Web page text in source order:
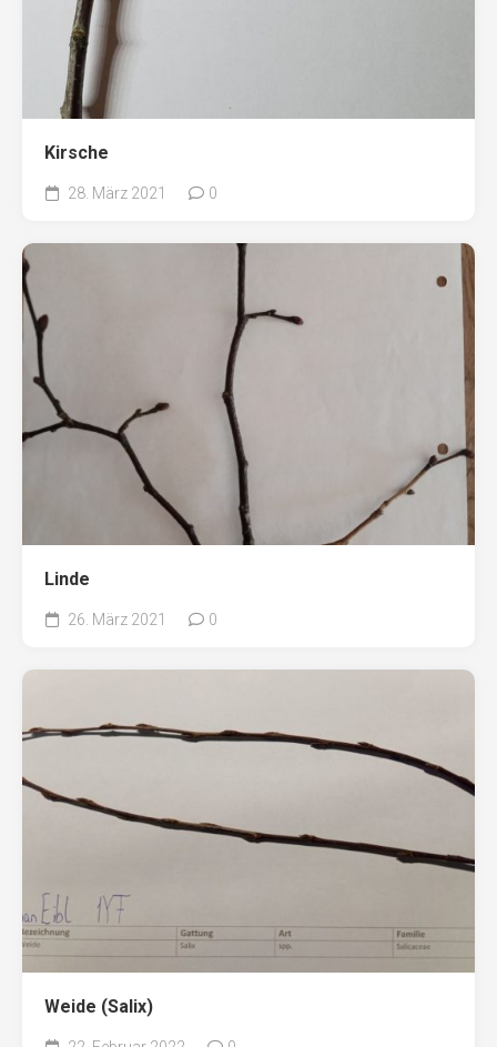
Kirsche
28. März 2021 0
Linde
26. März 2021 0
Weide (Salix)